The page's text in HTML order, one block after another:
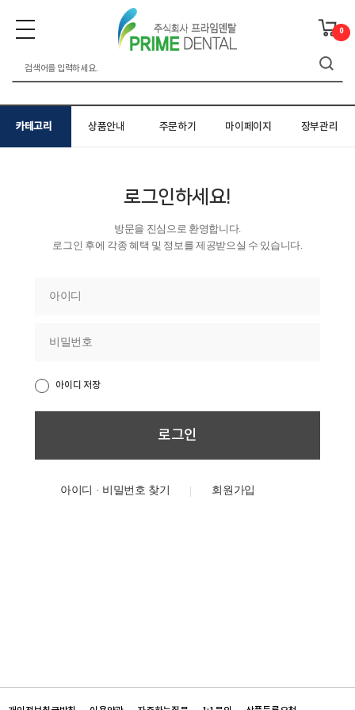
0
카테고리 상품안내 주문하기 마이페이지 장부관리
로그인하세요!
방문을 진심으로 환영합니다.
로그인 후에 각종 혜택 및 정보를 제공받으실 수 있습니다.
아이디 저장
아이디 · 비밀번호 찾기